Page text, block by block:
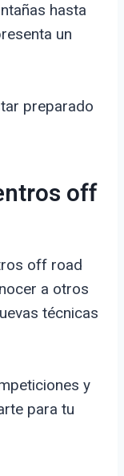
hasta
un
preparado
off
off road
a otros
técnicas
y
para tu